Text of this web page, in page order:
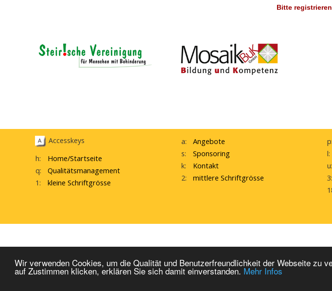
Wir verwenden Cookies, um die Qualität und Benutzerfreundlichkeit der Webseite zu
auf Zustimmen klicken, erklären Sie sich damit einverstanden. Mehr Infos
Bitte
Accesskeys
h: Home/Startseite
q:
Qualitätsmanagement
1:
kleine Schriftgrösse
a:
Angebote
s:
Sponsoring
k:
Kontakt
2:
mittlere Schriftgrösse
p:
l:
u:
3: